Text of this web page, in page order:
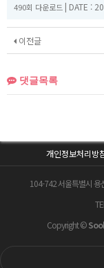
490회 다운로드 | DATE :
이전글
댓글목록
개인정보처리방
104-742 서울특별시 용
Copyright ©